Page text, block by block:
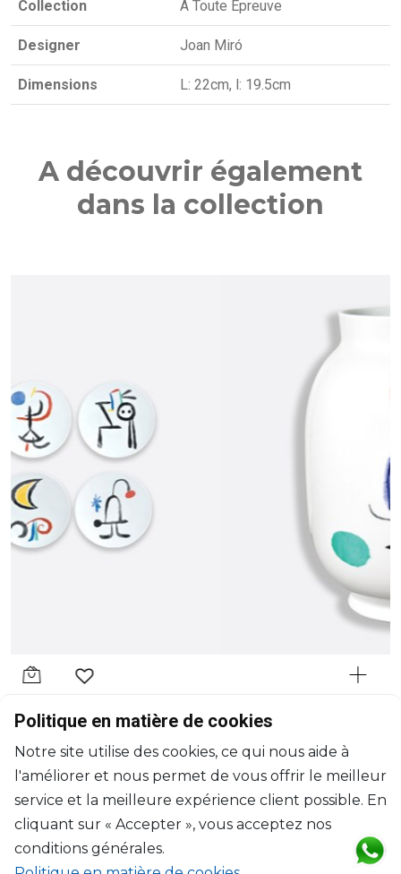
Collection À Toute Épreuve
Designer Joan Miró
Dimensions L: 22cm, l: 19.5cm
A découvrir également
dans la collection
BERNARDAUD
Vase toscan
H: 33.5cm
$1,322
Politique en matière de cookies
Notre site utilise des cookies, ce qui nous aide à
l'améliorer et nous permet de vous offrir le meilleur
service et la meilleure expérience client possible. En
cliquant sur « Accepter », vous acceptez nos
conditions générales.